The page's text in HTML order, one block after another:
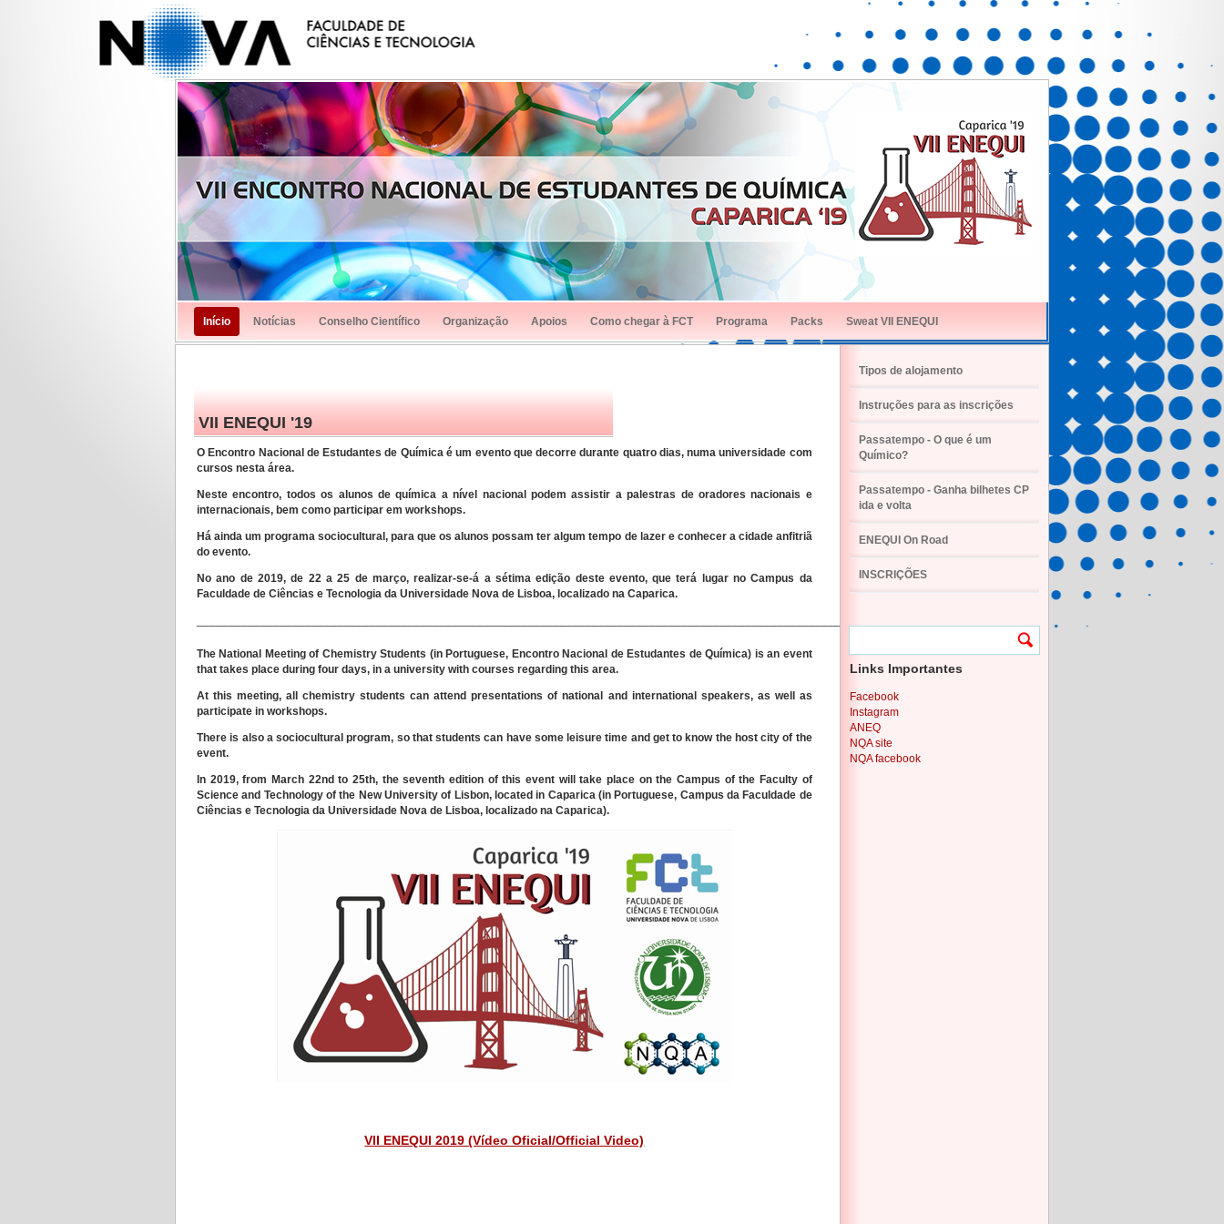
Início Notícias Conselho Científico Organização Apoios Como chegar à FCT Programa Packs Sweat VII ENEQUI
VII ENEQUI '19
O Encontro Nacional de Estudantes de Química é um evento que decorre durante quatro dias, numa universidade com
cursos nesta área.
Neste encontro, todos os alunos de química a nível nacional podem assistir a palestras de oradores nacionais e
internacionais, bem como participar em workshops.
Há ainda um programa sociocultural, para que os alunos possam ter algum tempo de lazer e conhecer a cidade anfitriã
do evento.
No ano de 2019, de 22 a 25 de março, realizar-se-á a sétima edição deste evento, que terá lugar no Campus da
Faculdade de Ciências e Tecnologia da Universidade Nova de Lisboa, localizado na Caparica.
The National Meeting of Chemistry Students (in Portuguese, Encontro Nacional de Estudantes de Química) is an event
that takes place during four days, in a university with courses regarding this area.
At this meeting, all chemistry students can attend presentations of national and international speakers, as well as
participate in workshops.
There is also a sociocultural program, so that students can have some leisure time and get to know the host city of the
event.
In 2019, from March 22nd to 25th, the seventh edition of this event will take place on the Campus of the Faculty of
Science and Technology of the New University of Lisbon, located in Caparica (in Portuguese, Campus da Faculdade de
Ciências e Tecnologia da Universidade Nova de Lisboa, localizado na Caparica).
VII ENEQUI 2019 (Vídeo Oficial/Official Video)
Tipos de alojamento
Instruções para as inscrições
Passatempo - O que é um
Químico?
Passatempo - Ganha bilhetes CP
ida e volta
ENEQUI On Road
INSCRIÇÕES
Links Importantes
Facebook
Instagram
ANEQ
NQA site
NQA facebook